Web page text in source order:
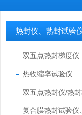
热封仪、热封试验
双五点热封梯度仪
热收缩率试验仪
双五点热封仪/热
复合膜热封试验仪